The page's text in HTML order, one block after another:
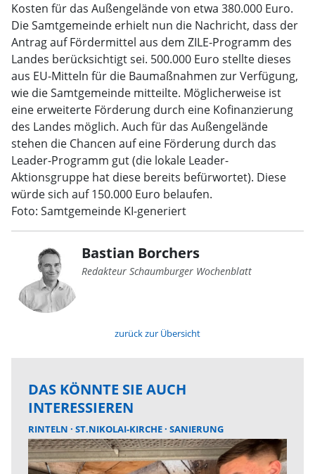
Kosten für das Außengelände von etwa 380.000 Euro.
Die Samtgemeinde erhielt nun die Nachricht, dass der
Antrag auf Fördermittel aus dem ZILE-Programm des
Landes berücksichtigt sei. 500.000 Euro stellte dieses
aus EU-Mitteln für die Baumaßnahmen zur Verfügung,
wie die Samtgemeinde mitteilte. Möglicherweise ist
eine erweiterte Förderung durch eine Kofinanzierung
des Landes möglich. Auch für das Außengelände
stehen die Chancen auf eine Förderung durch das
Leader-Programm gut (die lokale Leader-
Aktionsgruppe hat diese bereits befürwortet). Diese
würde sich auf 150.000 Euro belaufen.
Foto: Samtgemeinde KI-generiert
Bastian Borchers
Redakteur Schaumburger Wochenblatt
zurück zur Übersicht
DAS KÖNNTE SIE AUCH
INTERESSIEREN
RINTELN ST.NIKOLAI-KIRCHE SANIERUNG